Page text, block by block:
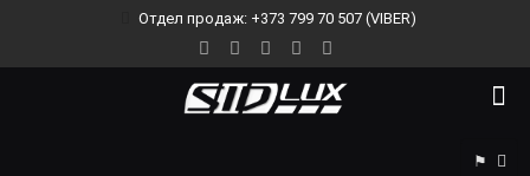
Отдел продаж: +373 799 70 507 (VIBER)
⚑